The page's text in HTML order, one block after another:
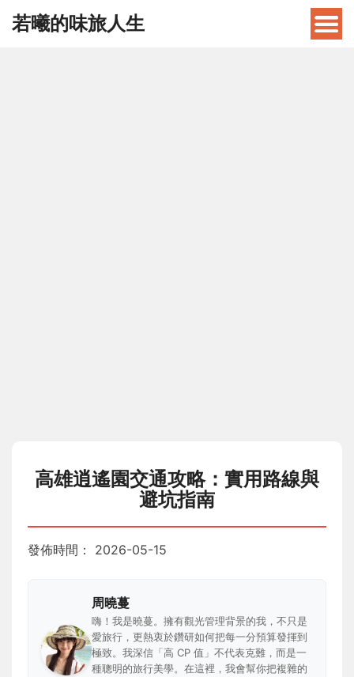
若曦的味旅人生
高雄逍遙園交通攻略：實用路線與
避坑指南
發佈時間： 2026-05-15
周曉蔓
嗨！我是曉蔓。擁有觀光管理背景的我，不只是
愛旅行，更熱衷於鑽研如何把每一分預算發揮到
極致。我深信「高 CP 值」不代表克難，而是一
種聰明的旅行美學。在這裡，我會幫你把複雜的